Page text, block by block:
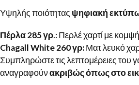
Υψηλής ποιότητας ψηφιακή
Πέρλα 285 γρ.: Περλέ χαρτί με
Chagall White 260 γρ:Ματ λευκό
Συμπληρώστε τις λεπτομέρειες
αναγραφούνακριβώς όπως στο